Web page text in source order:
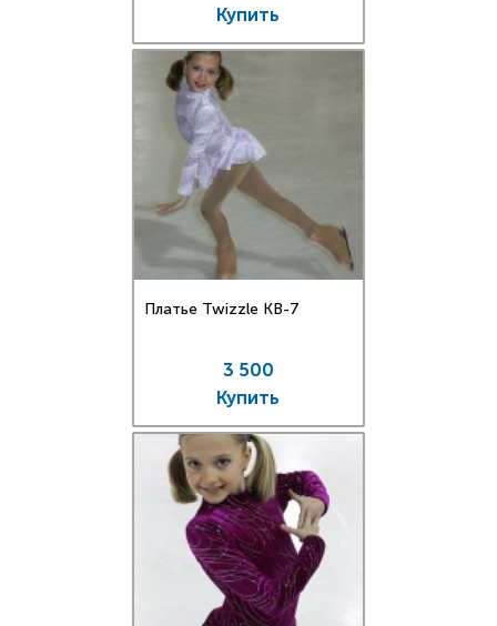
Купить
Платье Twizzle КВ-7
3 500
Купить